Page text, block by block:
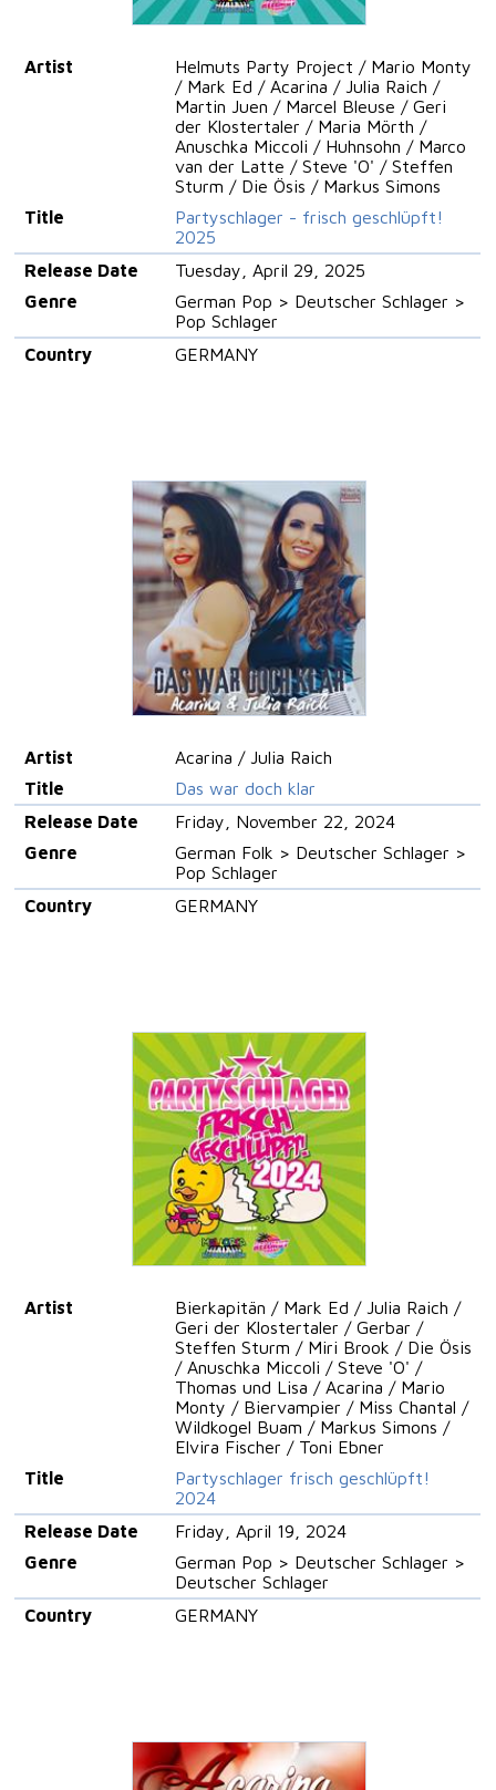
Artist
Helmuts Party Project / Mario Monty
/ Mark Ed / Acarina / Julia Raich /
Martin Juen / Marcel Bleuse / Geri
der Klostertaler / Maria Mörth /
Anuschka Miccoli / Huhnsohn / Marco
van der Latte / Steve 'O' / Steffen
Sturm / Die Ösis / Markus Simons
Title
Partyschlager - frisch geschlüpft!
2025
Release Date
Tuesday, April 29, 2025
Genre
German Pop > Deutscher Schlager >
Pop Schlager
Country
GERMANY
Artist
Acarina / Julia Raich
Title
Das war doch klar
Release Date
Friday, November 22, 2024
Genre
German Folk > Deutscher Schlager >
Pop Schlager
Country
GERMANY
Artist
Bierkapitän / Mark Ed / Julia Raich /
Geri der Klostertaler / Gerbar /
Steffen Sturm / Miri Brook / Die Ösis
/ Anuschka Miccoli / Steve 'O' /
Thomas und Lisa / Acarina / Mario
Monty / Biervampier / Miss Chantal /
Wildkogel Buam / Markus Simons /
Elvira Fischer / Toni Ebner
Title
Partyschlager frisch geschlüpft!
2024
Release Date
Friday, April 19, 2024
Genre
German Pop > Deutscher Schlager >
Deutscher Schlager
Country
GERMANY